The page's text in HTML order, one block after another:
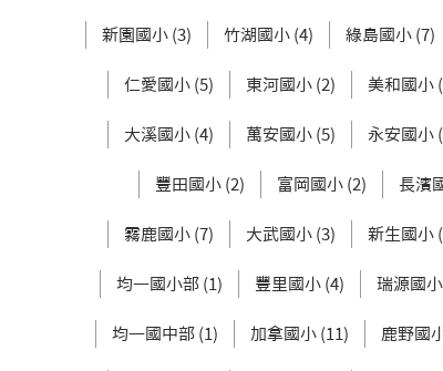
新園國小 (3) 竹湖國小 (4) 綠島國小 (7)
仁愛國小 (5) 東河國小 (2) 美和國小
大溪國小 (4) 萬安國小 (5) 永安國小
豐田國小 (2) 富岡國小 (2) 長濱
霧鹿國小 (7) 大武國小 (3) 新生國小
均一國小部 (1) 豐里國小 (4) 瑞源國
均一國中部 (1) 加拿國小 (11) 鹿野國